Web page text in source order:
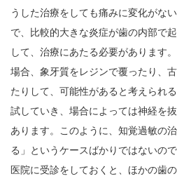
うした治療をしても痛みに変化がな
で、比較的大きな炎症が歯の内部で
して、治療にあたる必要があります
場合、象牙質をレジンで覆ったり、
たりして、可能性があると考えられ
試していき、場合によっては神経を
あります。このように、知覚過敏の
る」というケースばかりではないの
医院に受診をしておくと、ほかの歯